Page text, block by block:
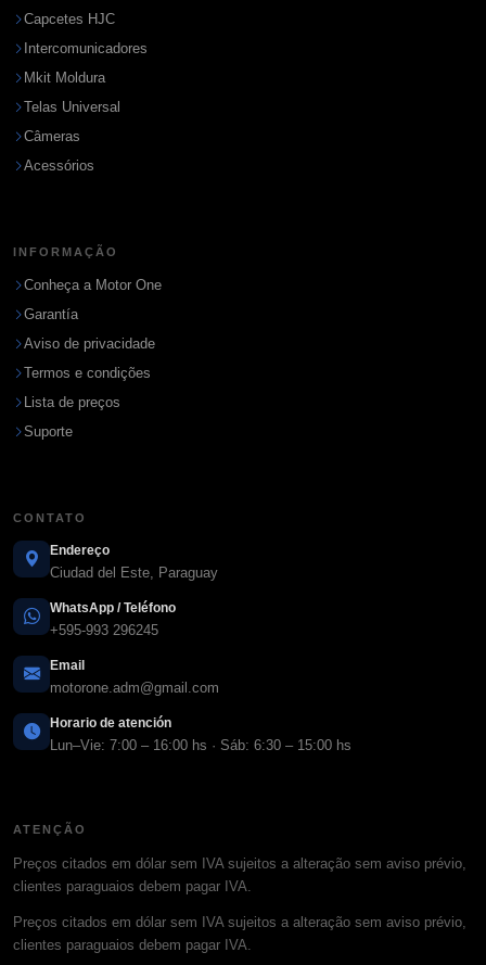
Capcetes HJC
Intercomunicadores
Mkit Moldura
Telas Universal
Câmeras
Acessórios
INFORMAÇÃO
Conheça a Motor One
Garantía
Aviso de privacidade
Termos e condições
Lista de preços
Suporte
CONTATO
Endereço
Ciudad del Este, Paraguay
WhatsApp / Teléfono
+595-993 296245
Email
motorone.adm@gmail.com
Horario de atención
Lun–Vie: 7:00 – 16:00 hs · Sáb: 6:30 – 15:00 hs
ATENÇÃO
Preços citados em dólar sem IVA sujeitos a alteração sem aviso prévio,
clientes paraguaios debem pagar IVA.
Preços citados em dólar sem IVA sujeitos a alteração sem aviso prévio,
clientes paraguaios debem pagar IVA.